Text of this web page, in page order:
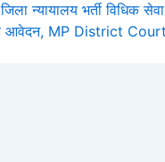
न्यायालय भर्ती विधिक सेवा
आवेदन, MP District